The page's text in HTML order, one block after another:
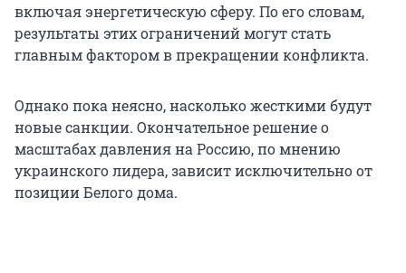
включая энергетическую сферу. По его словам,
результаты этих ограничений могут стать
главным фактором в прекращении конфликта.
Однако пока неясно, насколько жесткими будут
новые санкции. Окончательное решение о
масштабах давления на Россию, по мнению
украинского лидера, зависит исключительно от
позиции Белого дома.